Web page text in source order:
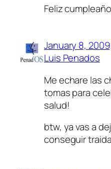
Feliz
January 8, 2009
Luis Penados
Me echare las
tomas para
salud!
btw, ya vas a
conseguir